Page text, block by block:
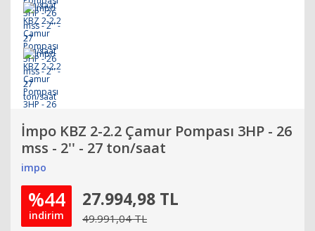
İmpo KBZ 2-2.2 Çamur Pompası 3HP - 26
mss - 2'' - 27 ton/saat
impo
%44
indirim
27.994,98 TL
49.991,04 TL